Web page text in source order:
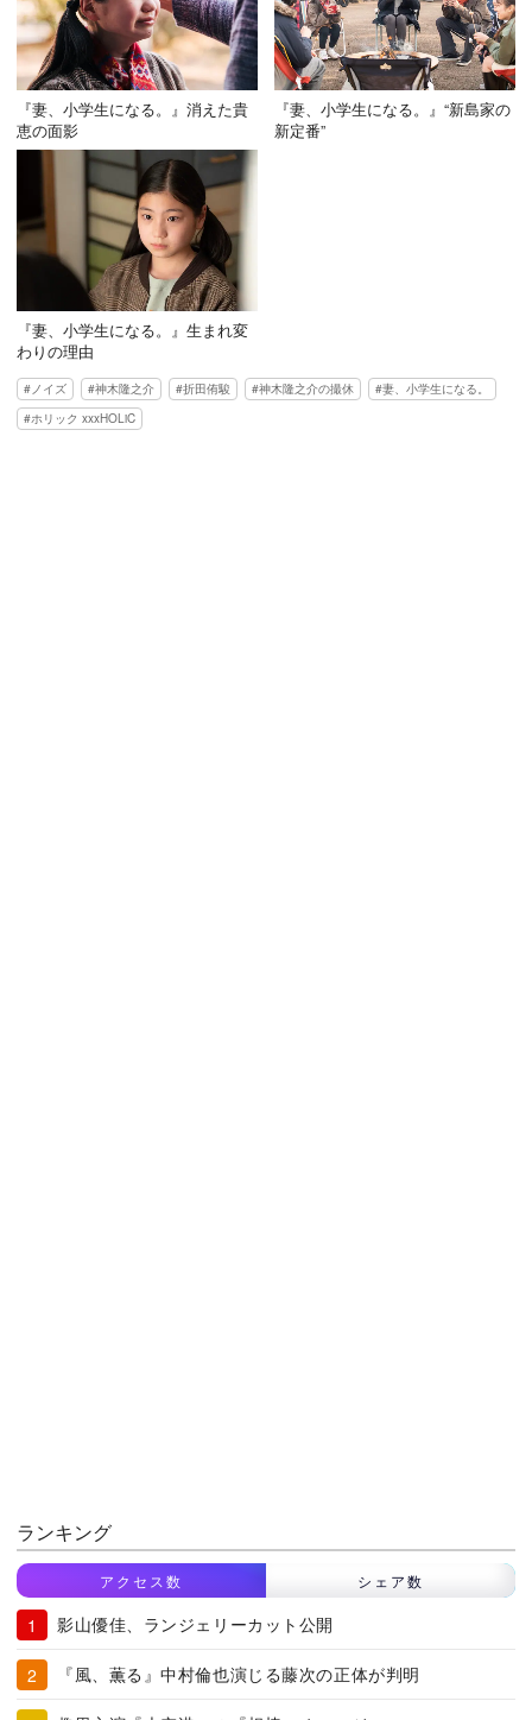
『妻、小学生になる。』消えた貴
恵の面影
『妻、小学生になる。』“新島家の
新定番”
『妻、小学生になる。』生まれ変
わりの理由
ノイズ 神木隆之介 折田侑駿 神木隆之介の撮休
妻、小学生になる。
ホリック xxxHOLiC
ランキング
アクセス数 シェア数
影山優佳、ランジェリーカット公開
『風、薫る』中村倫也演じる藤次の正体が判明